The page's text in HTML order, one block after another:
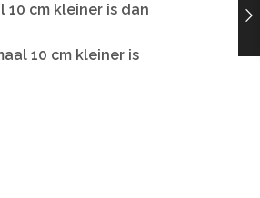
cm kleiner is dan
10 cm kleiner is